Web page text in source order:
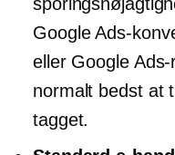
Google Ads-
eller Google
normalt bedst at
tagget.